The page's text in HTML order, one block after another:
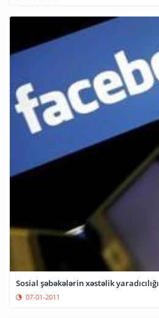
Sosial şəbəkələrin xəstəlik yaradıcılığı
07-01-2011